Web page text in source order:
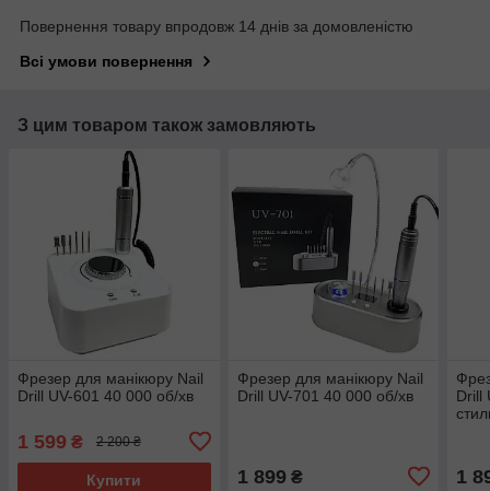
Повернення товару впродовж 14 днів за домовленістю
Всі умови повернення
З цим товаром також замовляють
Фрезер для манікюру Nail
Drill UV-601 40 000 об/хв
1 599 ₴ 2 200 ₴
Купити
Фрезер для манікюру Nail
Drill UV-701 40 000 об/хв
1 899₴
Drill
1